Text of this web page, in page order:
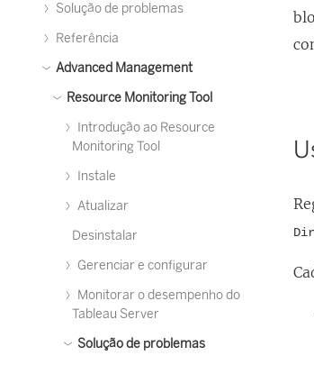
Solução de problemas
Referência
Advanced Management
Resource Monitoring Tool
Introdução ao Resource
Monitoring Tool
Instale
Atualizar
Desinstalar
Gerenciar e configurar
Monitorar o desempenho do
Tableau Server
Solução de problemas